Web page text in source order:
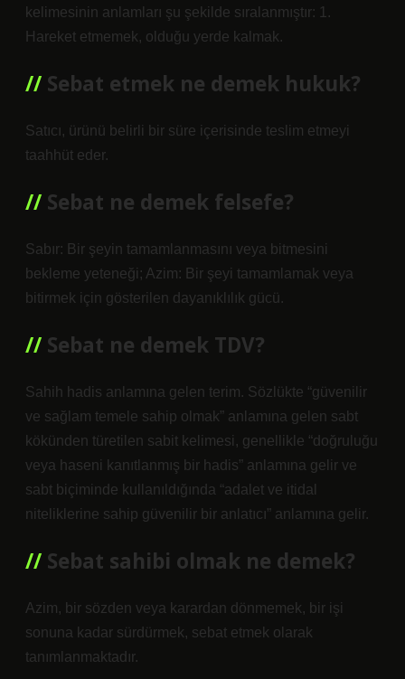
kelimesinin anlamları şu şekilde sıralanmıştır: 1.
Hareket etmemek, olduğu yerde kalmak.
Sebat etmek ne demek hukuk?
Satıcı, ürünü belirli bir süre içerisinde teslim etmeyi
taahhüt eder.
Sebat ne demek felsefe?
Sabır: Bir şeyin tamamlanmasını veya bitmesini
bekleme yeteneği; Azim: Bir şeyi tamamlamak veya
bitirmek için gösterilen dayanıklılık gücü.
Sebat ne demek TDV?
Sahih hadis anlamına gelen terim. Sözlükte “güvenilir
ve sağlam temele sahip olmak” anlamına gelen sabt
kökünden türetilen sabit kelimesi, genellikle “doğruluğu
veya haseni kanıtlanmış bir hadis” anlamına gelir ve
sabt biçiminde kullanıldığında “adalet ve itidal
niteliklerine sahip güvenilir bir anlatıcı” anlamına gelir.
Sebat sahibi olmak ne demek?
Azim, bir sözden veya karardan dönmemek, bir işi
sonuna kadar sürdürmek, sebat etmek olarak
tanımlanmaktadır.